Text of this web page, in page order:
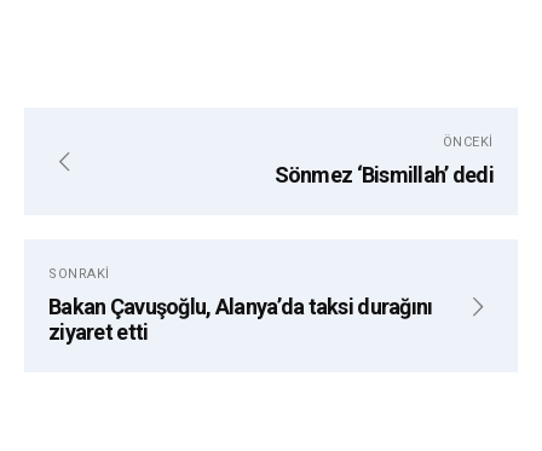
ÖNCEKI
Sönmez ‘Bismillah’ dedi
SONRAKI
Bakan Çavuşoğlu, Alanya’da taksi durağını
ziyaret etti